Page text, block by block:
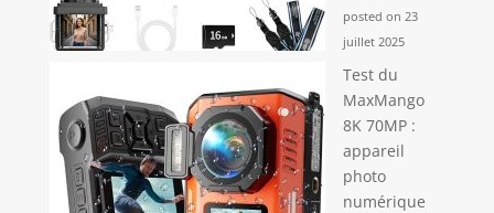
posted on 23
juillet 2025
Test du
MaxMango
8K 70MP :
appareil
photo
numérique